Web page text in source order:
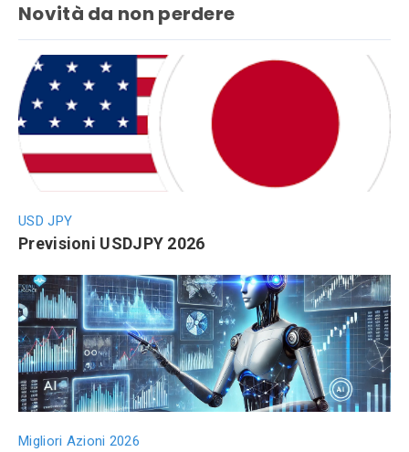
Novità da non perdere
USD JPY
Previsioni USDJPY 2026
Migliori Azioni 2026